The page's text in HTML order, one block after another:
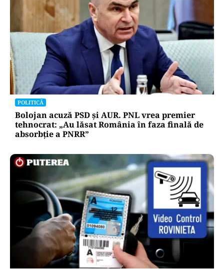
POLITICĂ
Bolojan acuză PSD și AUR. PNL vrea premier
tehnocrat: „Au lăsat România în faza finală de
absorbţie a PNRR”